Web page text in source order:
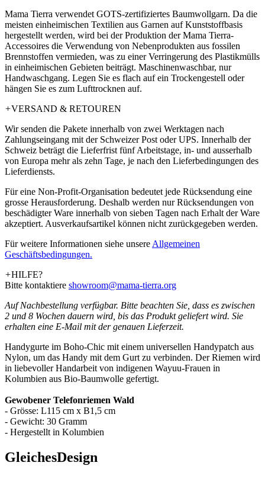
Mama Tierra verwendet GOTS-zertifiziertes Baumwollgarn. Da die
meisten einheimischen Textilien aus Garnen auf Kunststoffbasis
hergestellt werden, wird bei der Produktion der Mama Tierra-
Accessoires die Verwendung von Nebenprodukten aus fossilen
Brennstoffen vermieden, was zu einer Verringerung des Plastikmülls
in einheimischen Gebieten beiträgt. Maschinenwaschbar, nur
Handwaschgang. Legen Sie es flach auf ein Trockengestell oder
hängen Sie es zum Lufttrocknen auf.
+VERSAND & RETOUREN
Wir senden die Pakete innerhalb von zwei Werktagen nach
Zahlungseingang mit der Schweizer Post oder UPS. Innerhalb der
Schweiz beträgt die Lieferfrist fünf Arbeitstage, in- und ausserhalb
von Europa mehr als zehn Tage, je nach den Lieferbedingungen des
Lieferdiensts.
Für eine Non-Profit-Organisation bedeutet jede Rücksendung eine
grosse Herausforderung. Deshalb werden nur Rücksendungen von
beschädigter Ware innerhalb von sieben Tagen nach Erhalt der Ware
akzeptiert. Ausverkaufsartikel können nicht zurückgegeben werden.
Für weitere Informationen siehe unsere ­Allgemeinen
Geschäftsbedingungen.
+HILFE?
Bitte kontaktiere showroom@mama-tierra.org
Auf Nachbestellung verfügbar. Bitte beachten Sie, dass es zwischen
2 und 8 Wochen dauern wird, bis das Produkt geliefert wird. Sie
erhalten eine E-Mail mit der genauen Lieferzeit.
Handygurte im Boho-Chic mit einem universellen Handypatch aus
Nylon, um das Handy mit dem Gurt zu verbinden. Der Riemen wird
in liebevoller Handarbeit von indigenen Wayuu-Frauen in
Kolumbien aus Bio-Baumwolle gefertigt.
Gewobener Telefonriemen Wald
- Grösse: L115 cm x B1,5 cm
- Gewicht: 30 Gramm
- Hergestellt in Kolumbien
GleichesDesign